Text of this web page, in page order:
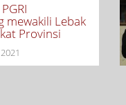
mewakili Lebak
Provinsi